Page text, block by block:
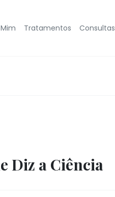
Tratamentos Consultas
Diz a Ciência